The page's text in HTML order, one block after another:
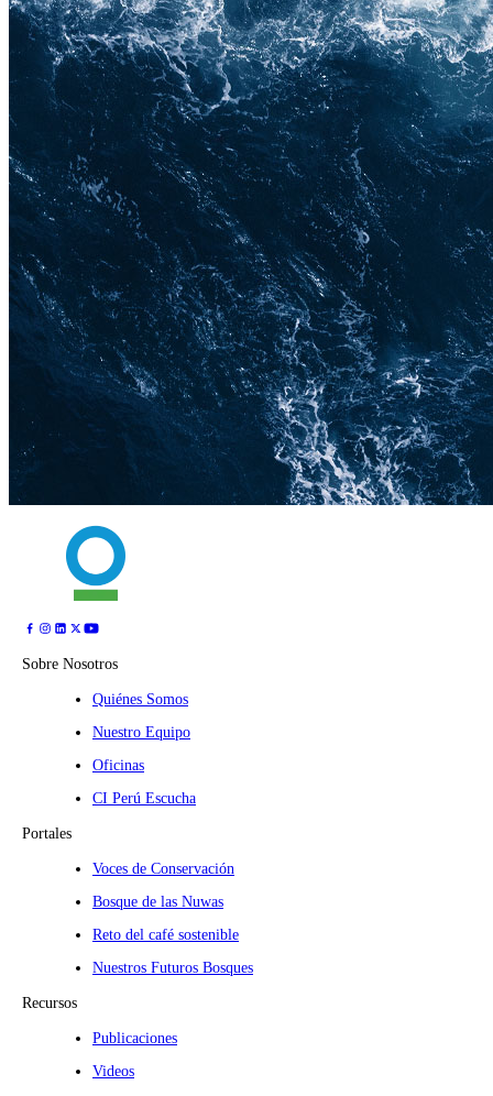
Sobre Nosotros
Quiénes Somos
Nuestro Equipo
Oficinas
CI Perú Escucha
Portales
Voces de Conservación
Bosque de las Nuwas
Reto del café sostenible
Nuestros Futuros Bosques
Recursos
Publicaciones
Videos